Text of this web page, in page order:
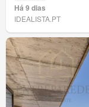
Há 9 dias
IDEALISTA.PT